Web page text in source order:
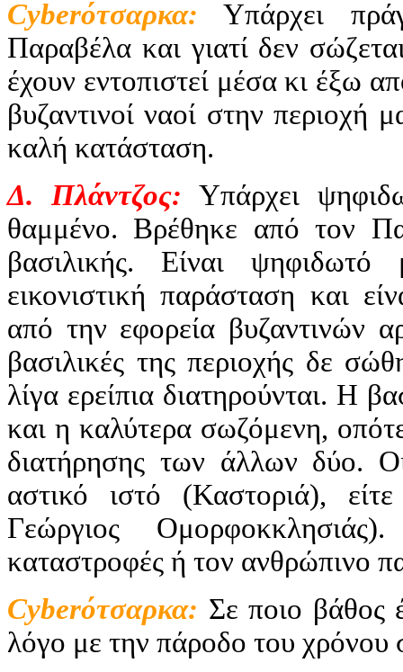
Cyberότσαρκα: Υπάρχει
Παραβέλα και γιατί δεν
έχουν εντοπιστεί μέσα κι έξω
βυζαντινοί ναοί στην περιοχή
καλή κατάσταση.
Δ. Πλάντζος: Υπάρχει
θαμμένο. Βρέθηκε από τον
βασιλικής. Είναι
εικονιστική παράσταση και
από την εφορεία βυζαντινών
βασιλικές της περιοχής δε
λίγα ερείπια διατηρούνται. Η
και η καλύτερα σωζόμενη,
διατήρησης των άλλων δύο.
αστικό ιστό (Καστοριά),
Γεώργιος
καταστροφές ή τον ανθρώπινο
Cyberότσαρκα: Σε ποιο βάθος
λόγο με την πάροδο του χρόνου